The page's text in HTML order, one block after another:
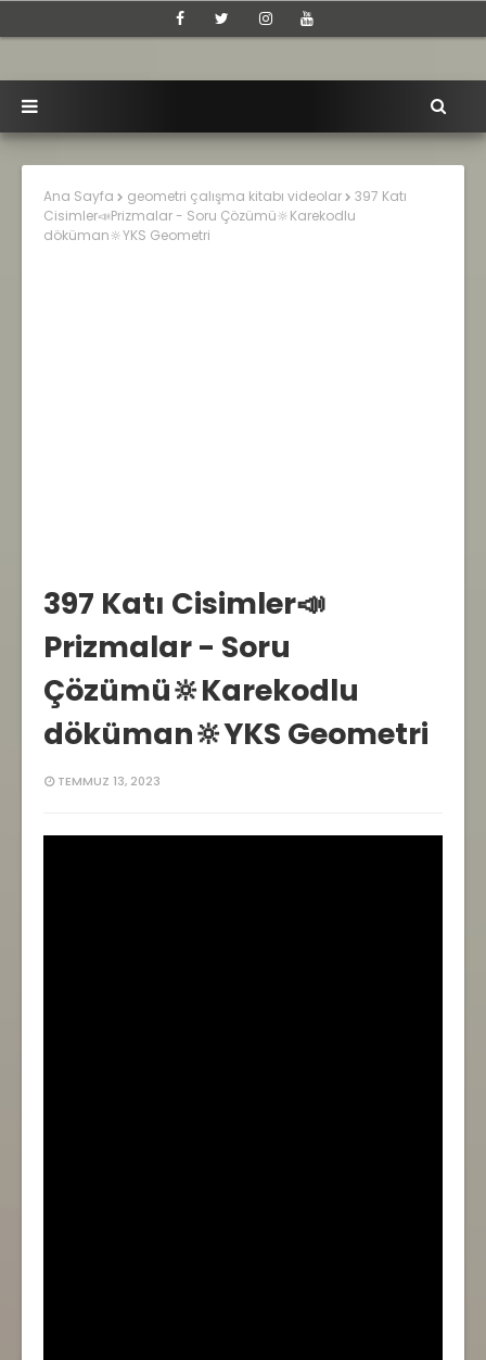
Ana Sayfa geometri çalışma kitabı videolar
397 Katı
Cisimler📣Prizmalar - Soru Çözümü🔆Karekodlu
döküman🔆YKS Geometri
397 Katı Cisimler📣
Prizmalar - Soru
Çözümü🔆Karekodlu
döküman🔆YKS Geometri
TEMMUZ 13, 2023